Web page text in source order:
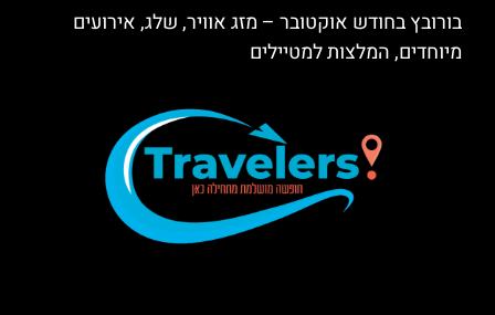
בורובץ בחודש אוקטובר – מזג אוויר, שלג, אירועים
מיוחדים, המלצות למטיילים